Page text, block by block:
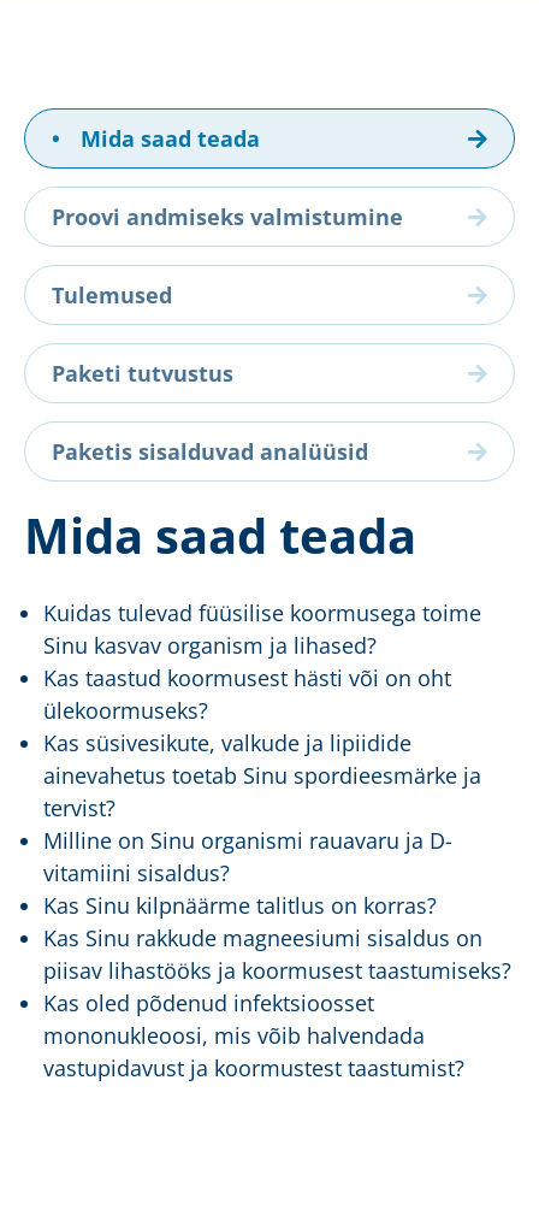
• Mida saad teada
Proovi andmiseks valmistumine
Tulemused
Paketi tutvustus
Paketis sisalduvad analüüsid
Mida saad teada
Kuidas tulevad füüsilise koormusega toime
Sinu kasvav organism ja lihased?
Kas taastud koormusest hästi või on oht
ülekoormuseks?
Kas süsivesikute, valkude ja lipiidide
ainevahetus toetab Sinu spordieesmärke ja
tervist?
Milline on Sinu organismi rauavaru ja D-
vitamiini sisaldus?
Kas Sinu kilpnäärme talitlus on korras?
Kas Sinu rakkude magneesiumi sisaldus on
piisav lihastööks ja koormusest taastumiseks?
Kas oled põdenud infektsioosset
mononukleoosi, mis võib halvendada
vastupidavust ja koormustest taastumist?